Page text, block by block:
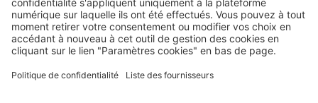
Image
Réglementations
Est-ce que je peux mettre des WC où
je veux dans mon logement ?